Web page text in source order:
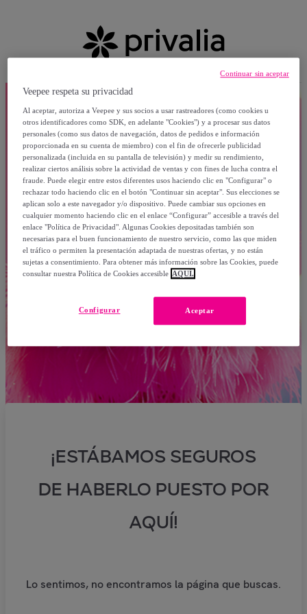
¡ESTÁBAMOS SEGUROS
DE HABERLO PUESTO POR
AQUÍ!
Lo sentimos, no encontramos la página que buscas.
Veepee respeta su privacidad
Al aceptar, autoriza a Veepee y sus socios a usar rastreadores (como cookies u
otros identificadores como SDK, en adelante "Cookies") y a procesar sus datos
personales (como sus datos de navegación, datos de pedidos e información
proporcionada en su cuenta de miembro) con el fin de ofrecerle publicidad
personalizada (incluida en su pantalla de televisión) y medir su rendimiento,
realizar ciertos análisis sobre la actividad de ventas y con fines de lucha contra el
fraude. Puede elegir entre estos diferentes usos haciendo clic en "Configurar" o
rechazar todo haciendo clic en el botón "Continuar sin aceptar". Sus elecciones se
aplican solo a este navegador y/o dispositivo. Puede cambiar sus opciones en
cualquier momento haciendo clic en el enlace “Configurar” accesible a través del
enlace "Política de Privacidad". Algunas Cookies depositadas también son
necesarias para el buen funcionamiento de nuestro servicio, como las que miden
el tráfico o permiten la presentación adaptada de nuestras ofertas, y no están
sujetas a consentimiento. Para obtener más información sobre las Cookies, puede
consultar nuestra Política de Cookies accesible AQUÍ.
Aceptar
Configurar
Continuar sin aceptar